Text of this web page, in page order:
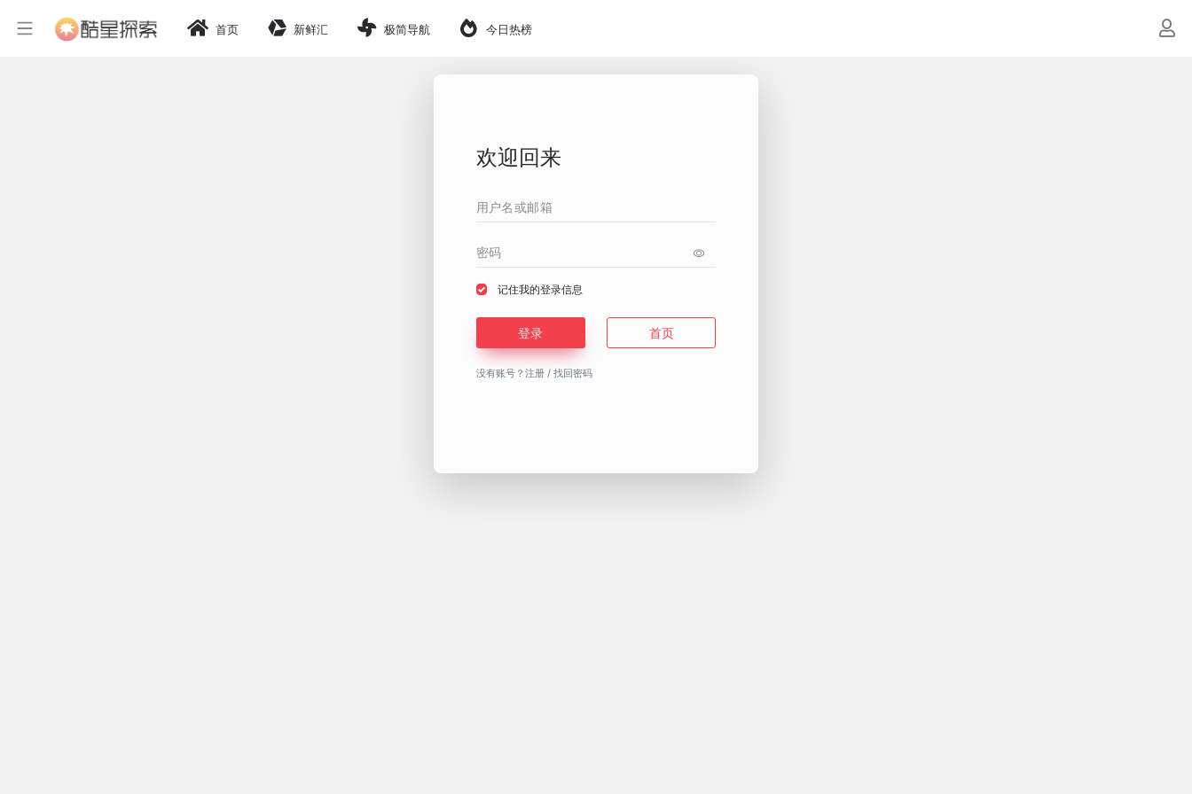
首页 新鲜汇 极简导航 今日热榜
欢迎回来
记住我的登录信息
登录 首页
没有账号？ 注册/ 找回密码